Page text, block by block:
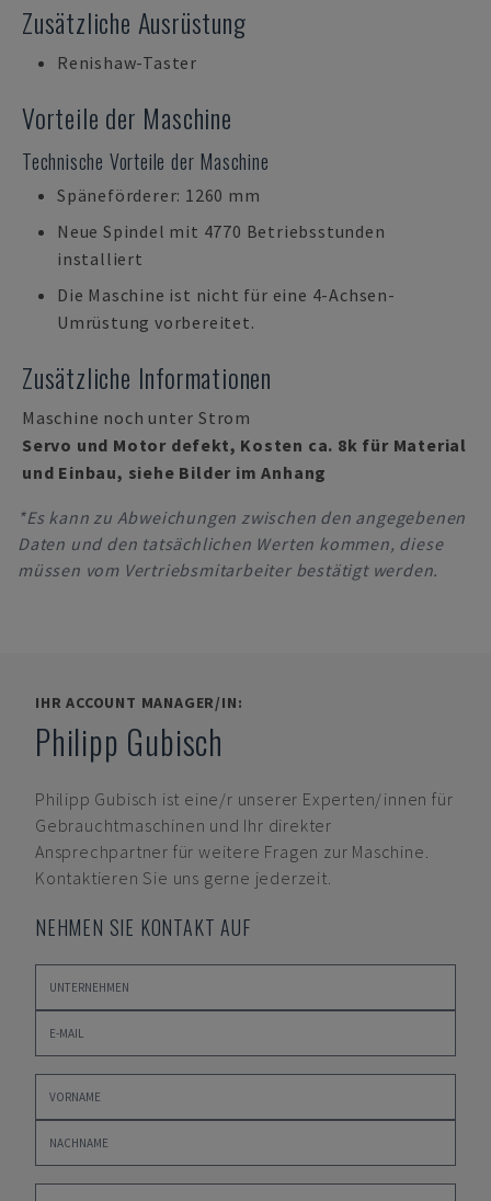
Zusätzliche Ausrüstung
Renishaw-Taster
Vorteile der Maschine
Technische Vorteile der Maschine
Späneförderer: 1260 mm
Neue Spindel mit 4770 Betriebsstunden
installiert
Die Maschine ist nicht für eine 4-Achsen-
Umrüstung vorbereitet.
Zusätzliche Informationen
Maschine noch unter Strom
Servo und Motor defekt, Kosten ca. 8k für Material
und Einbau, siehe Bilder im Anhang
*Es kann zu Abweichungen zwischen den angegebenen
Daten und den tatsächlichen Werten kommen, diese
müssen vom Vertriebsmitarbeiter bestätigt werden.
IHR ACCOUNT MANAGER/IN:
Philipp Gubisch
Philipp Gubisch ist eine/r unserer Experten/innen für
Gebrauchtmaschinen und Ihr direkter
Ansprechpartner für weitere Fragen zur Maschine.
Kontaktieren Sie uns gerne jederzeit.
NEHMEN SIE KONTAKT AUF